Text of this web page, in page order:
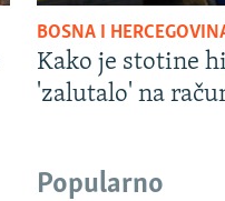
BOSNA I
Kako je stotine
'zalutalo' na
Popularno